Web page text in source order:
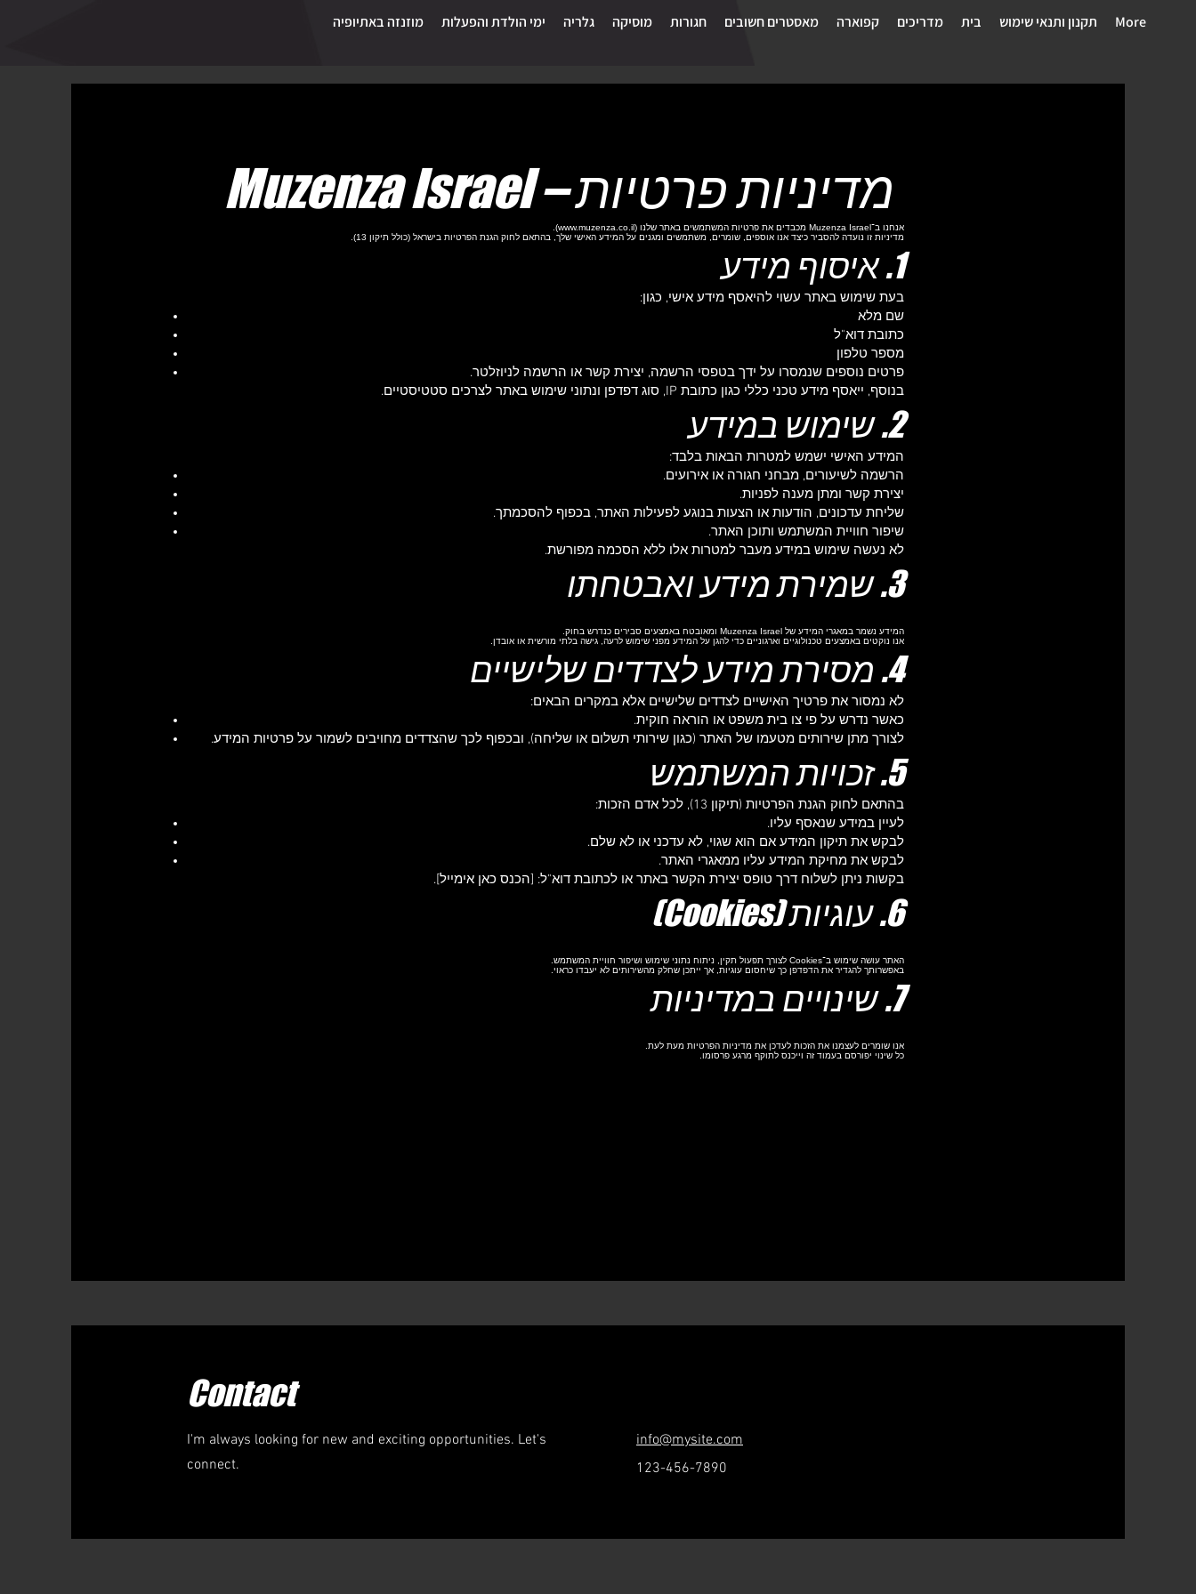
מוזנזה באתיופיה ימי הולדת והפעלות גלריה מוסיקה חגורות מאסטרים חשובים קפוארה מדריכים בית תקנון ותנאי שימוש More
מדיניות פרטיות – Muzenza Israel
אנחנו ב־Muzenza Israel מכבדים את פרטיות המשתמשים באתר שלנו ( www.muzenza.co.il
).
מדיניות זו נועדה להסביר כיצד אנו אוספים, שומרים, משתמשים ומגנים על המידע האישי שלך, בהתאם לחוק הגנת הפרטיות בישראל (כולל תיקון 13).
1. איסוף מידע
בעת שימוש באתר עשוי להיאסף מידע אישי, כגון:
שם מלא
כתובת דוא"ל
מספר טלפון
פרטים נוספים שנמסרו על ידך בטפסי הרשמה, יצירת קשר או הרשמה לניוזלטר.
בנוסף, ייאסף מידע טכני כללי כגון כתובת IP, סוג דפדפן ונתוני שימוש באתר לצרכים סטטיסטיים.
2. שימוש במידע
המידע האישי ישמש למטרות הבאות בלבד:
הרשמה לשיעורים, מבחני חגורה או אירועים.
יצירת קשר ומתן מענה לפניות.
שליחת עדכונים, הודעות או הצעות בנוגע לפעילות האתר, בכפוף להסכמתך.
שיפור חוויית המשתמש ותוכן האתר.
לא נעשה שימוש במידע מעבר למטרות אלו ללא הסכמה מפורשת.
3. שמירת מידע ואבטחתו
המידע נשמר במאגרי המידע של Muzenza Israel ומאובטח באמצעים סבירים כנדרש בחוק.
אנו נוקטים באמצעים טכנולוגיים וארגוניים כדי להגן על המידע מפני שימוש לרעה, גישה בלתי מורשית או אובדן.
4. מסירת מידע לצדדים שלישיים
לא נמסור את פרטיך האישיים לצדדים שלישיים אלא במקרים הבאים:
כאשר נדרש על פי צו בית משפט או הוראה חוקית.
לצורך מתן שירותים מטעמו של האתר (כגון שירותי תשלום או שליחה), ובכפוף לכך שהצדדים מחויבים לשמור על פרטיות המידע.
5. זכויות המשתמש
בהתאם לחוק הגנת הפרטיות (תיקון 13), לכל אדם הזכות:
לעיין במידע שנאסף עליו.
לבקש את תיקון המידע אם הוא שגוי, לא עדכני או לא שלם.
לבקש את מחיקת המידע עליו ממאגרי האתר.
בקשות ניתן לשלוח דרך טופס יצירת הקשר באתר או לכתובת דוא"ל: [הכנס כאן אימייל].
6. עוגיות (Cookies)
האתר עושה שימוש ב־Cookies לצורך תפעול תקין, ניתוח נתוני שימוש ושיפור חוויית המשתמש.
באפשרותך להגדיר את הדפדפן כך שיחסום עוגיות, אך ייתכן שחלק מהשירותים לא יעבדו כראוי.
7. שינויים במדיניות
אנו שומרים לעצמנו את הזכות לעדכן את מדיניות הפרטיות מעת לעת.
כל שינוי יפורסם בעמוד זה וייכנס לתוקף מרגע פרסומו.
Contact
I'm always looking for new and exciting opportunities. Let's
connect.
info@mysite.com
123-456-7890